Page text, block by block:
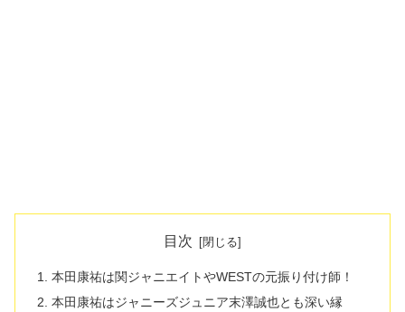
目次
本田康祐は関ジャニエイトやWESTの元振り付け師！
本田康祐はジャニーズジュニア末澤誠也とも深い縁